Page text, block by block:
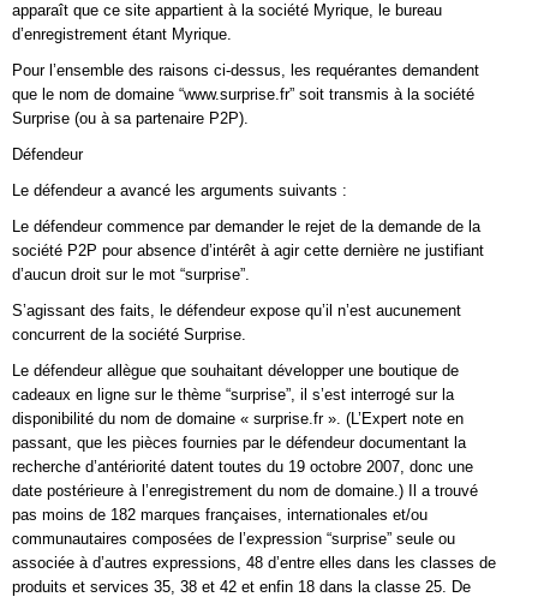
apparaît que ce site appartient à la société Myrique, le bureau
d’enregistrement étant Myrique.
Pour l’ensemble des raisons ci-dessus, les requérantes demandent
que le nom de domaine “www.surprise.fr” soit transmis à la société
Surprise (ou à sa partenaire P2P).
Défendeur
Le défendeur a avancé les arguments suivants :
Le défendeur commence par demander le rejet de la demande de la
société P2P pour absence d’intérêt à agir cette dernière ne justifiant
d’aucun droit sur le mot “surprise”.
S’agissant des faits, le défendeur expose qu’il n’est aucunement
concurrent de la société Surprise.
Le défendeur allègue que souhaitant développer une boutique de
cadeaux en ligne sur le thème “surprise”, il s’est interrogé sur la
disponibilité du nom de domaine « surprise.fr ». (L’Expert note en
passant, que les pièces fournies par le défendeur documentant la
recherche d’antériorité datent toutes du 19 octobre 2007, donc une
date postérieure à l’enregistrement du nom de domaine.) Il a trouvé
pas moins de 182 marques françaises, internationales et/ou
communautaires composées de l’expression “surprise” seule ou
associée à d’autres expressions, 48 d’entre elles dans les classes de
produits et services 35, 38 et 42 et enfin 18 dans la classe 25. De